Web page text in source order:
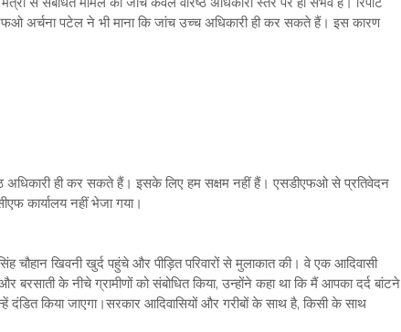
अर्चना पटेल ने भी माना कि जांच उच्च अधिकारी ही कर सकते हैं। इस कारण
अधिकारी ही कर सकते हैं। इसके लिए हम सक्षम नहीं हैं। एसडीएफओ से प्रतिवेदन
कार्यालय नहीं भेजा गया।
चौहान खिवनी खुर्द पहुंचे और पीड़ित परिवारों से मुलाकात की। वे एक आदिवासी
के नीचे ग्रामीणों को संबोधित किया, उन्होंने कहा था कि मैं आपका दर्द बांटने
दंडित किया जाएगा।सरकार आदिवासियों और गरीबों के साथ है, किसी के साथ